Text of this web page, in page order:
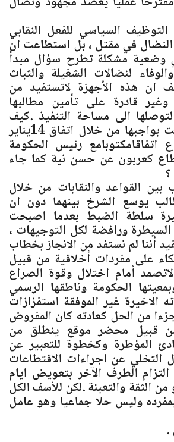
السياسي للفعل النقابي
النضال في مقتل ، بل استطاعت ان
وضعية مشكلة تطرح سؤال مبدأ
لنضالات الشغيلة والثباث
ان هذه الأجهزة لاتستفيد من
وغير قادرة على تأمين مطالبها
الى مساحة التنفيذ .كيف
تثق في ادارة اخلت بواجبها من خلال اتفاق 14يناير
اتفاقامكتوبامع رئيس الحكومة
كعربون عن حسن نية كما جاء
القواعد والنقابات من خلال
يوسع الشرخ بينهما دون ان
سلطة الضبط بعدما اصبحت
ورافضة لكل التوجيهات ،
أننا لم نستفد من الانجاز بخطاب
على مفردات أخلاقية من قبيل
أمام اختلال وقوة الصراع
الحكومة وناطقها الرسمي
الاخيرة غير الموفقة استفزازات
من الحل كعادته كان المفروض
قبيل محضر موقع ينطلق من
المؤطرة وكخطوة للتعبير عن
عن اجراءات الاقتطاعات
الطرف الآخر بتعويض ايام
الثقة والتعبئة .لكن للأسف الكل
وليس حلا جماعيا وهو عامل
.